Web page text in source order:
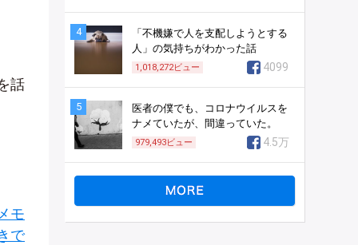
話
モ
で
4
「不機嫌で人を支配しようとする
人」の気持ちがわかった話
1,018,272ビュー 4099
5
医者の僕でも、コロナウイルスを
ナメていたが、間違っていた。
979,493ビュー 4.5万